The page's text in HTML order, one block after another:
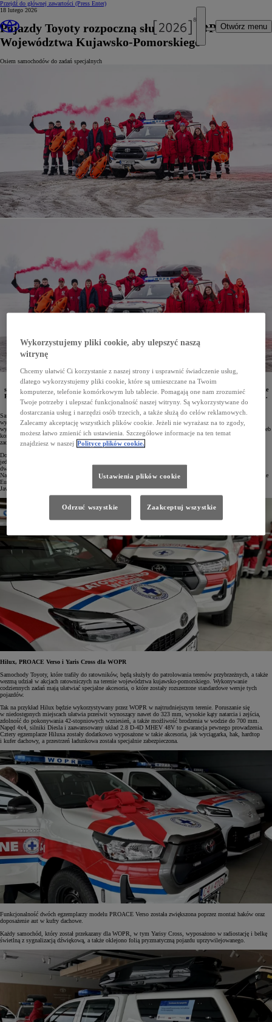
Przejdź do głównej zawartości (Press Enter)
Otwórz menu
18 lutego 2026
Pojazdy Toyoty rozpoczną służbę w WOPR
Województwa Kujawsko-Pomorskiego
Osiem samochodów do zadań specjalnych
Flota ratowników WOPR z województwa kujawsko-pomorskiego została rozszerzona o osiem
samochodów Toyoty. Odpowiednio przystosowane Hiluxy, Yarisy Cross z napędem 4x4 oraz pojemne
PROACE Verso będą pomagać w patrolowaniu terenów przybrzeżnych oraz w akcjach ratowniczych.
Pojazdy przekazał salon Toyota Bydgoszcz.
Samochody Toyoty od lat słyną ze swej niezawodności i trwałości. Ze względu na swoje atuty chętnie są
wybierane przez policję, wojsko, straż pożarną, straż miejską, pogotowie energetyczne, są również
wykorzystywane w ratownictwie wodnym i górskim. Każdy model z łatwością można przystosować do potrzeb
konkretnej służby, a tym samym wesprzeć funkcjonariuszy i ratowników w wykonywaniu ich codziennych
zadań.
Doskonałym przykładem tego jest ostatni nabytek WOPR Województwa Kujawsko-Pomorskiego. Flota tej
jednostki została rozszerzona ostatnio aż o osiem Toyot – cztery egzemplarze pick-upa Hilux z napędem 4x4,
dwie Toyoty PROACE Verso oraz dwa Yarisy Cross z inteligentnym napędem na cztery koła AWD-i.
Największy zakup pojazdów ratowniczych dla jednostek z tego regionu został sfinansowany przy współudziale
Europejskiego Funduszu Rozwoju Regionalnego. Auta dostarczył salon Toyota Bydgoszcz z grupy dilerskiej
Jaworski Auto.
Hilux, PROACE Verso i Yaris Cross dla WOPR
Samochody Toyoty, które trafiły do ratowników, będą służyły do patrolowania terenów przybrzeżnych, a także
wezmą udział w akcjach ratowniczych na terenie województwa kujawsko-pomorskiego. Wykonywanie
codziennych zadań mają ułatwiać specjalne akcesoria, o które zostały rozszerzone standardowe wersje tych
pojazdów.
Tak na przykład Hilux będzie wykorzystywany przez WOPR w najtrudniejszym terenie. Poruszanie się
w niedostępnych miejscach ułatwia prześwit wynoszący nawet do 323 mm, wysokie kąty natarcia i zejścia,
zdolność do pokonywania 42-stopniowych wzniesień, a także możliwość brodzenia w wodzie do 700 mm.
Napęd 4x4, silniki Diesla i zaawansowany układ 2.8 D-4D MHEV 48V to gwarancja pewnego prowadzenia.
Cztery egzemplarze Hiluxa zostały dodatkowo wyposażone w takie akcesoria, jak wyciągarka, hak, hardtop
i kufer dachowy, a przestrzeń ładunkowa została specjalnie zabezpieczona.
Funkcjonalność dwóch egzemplarzy modelu PROACE Verso została zwiększona poprzez montaż haków oraz
doposażenie aut w kufry dachowe.
Każdy samochód, który został przekazany dla WOPR, w tym Yarisy Cross, wyposażono w radiostację i belkę
świetlną z sygnalizacją dźwiękową, a także oklejono folią pryzmatyczną pojazdu uprzywilejowanego.
Wykorzystujemy pliki cookie, aby ulepszyć naszą
witrynę
Chcemy ułatwić Ci korzystanie z naszej strony i usprawnić świadczenie usług,
dlatego wykorzystujemy pliki cookie, które są umieszczane na Twoim
komputerze, telefonie komórkowym lub tablecie. Pomagają one nam zrozumieć
Twoje potrzeby i ulepszać funkcjonalność naszej witryny. Są wykorzystywane do
dostarczania usług i narzędzi osób trzecich, a także służą do celów reklamowych.
Zalecamy akceptację wszystkich plików cookie. Jeżeli nie wyrażasz na to zgody,
możesz łatwo zmienić ich ustawienia. Szczegółowe informacje na ten temat
znajdziesz w naszej Polityce plików cookie.
Ustawienia plików cookie
Odrzuć wszystkie Zaakceptuj wszystkie